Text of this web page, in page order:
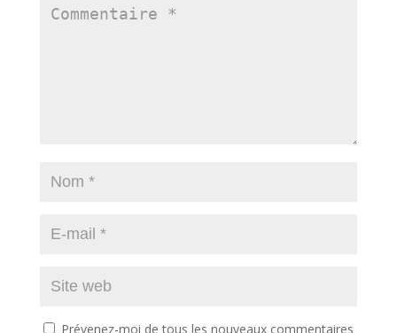
Prévenez-moi de tous les nouveaux commentaires